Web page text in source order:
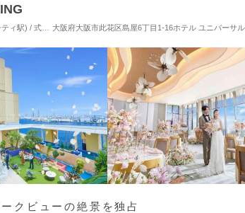
ゲストハウス 対応人数: 着席：2名 ～ 136名 挙式スタ
大阪府大阪市此花区島屋6丁目1-16ホテル ユニバーサ
クビューの絶景を独占